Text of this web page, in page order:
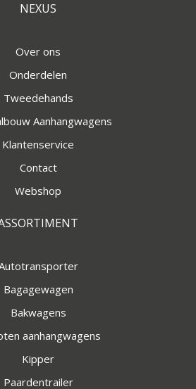
NEXUS
Over ons
Onderdelen
Tweedehands
Aanhangwagens
Klantenservice
Contact
Webshop
Bagagewagen
Bakwagens
aanhangwagens
Kipper
Paardentrailer